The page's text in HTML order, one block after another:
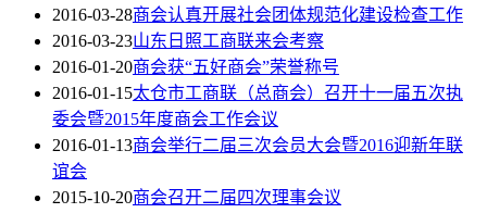
2016-03-28商会认真开展社会团体规范化建设检查工作
2016-03-23山东日照工商联来会考察
2016-01-20商会获“五好商会”荣誉称号
2016-01-15太仓市工商联（总商会）召开十一届五次执
委会暨2015年度商会工作会议
2016-01-13商会举行二届三次会员大会暨2016迎新年联
谊会
2015-10-20商会召开二届四次理事会议